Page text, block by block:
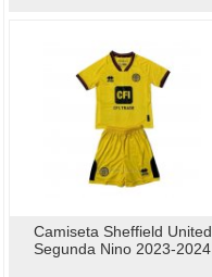
Camiseta Sheffield United
Segunda Nino 2023-2024